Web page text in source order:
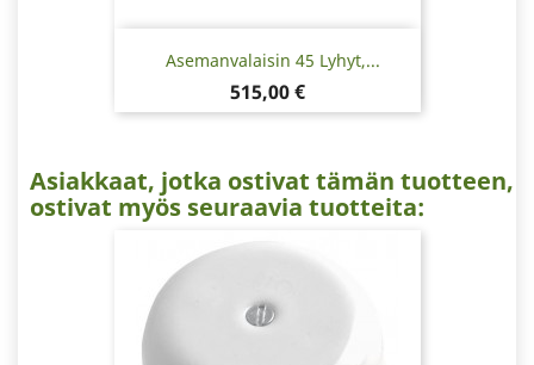
Asemanvalaisin 45 Lyhyt,...
Hinta
515,00 €
Asiakkaat, jotka ostivat tämän tuotteen,
ostivat myös seuraavia tuotteita: